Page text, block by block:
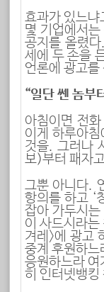
효과가 있느
몇 기업에서
공지를 올렸
세에 두 손을
언론에 광고
“일단 쎈 놈부
아침이면 전
이게 하루아
것을. 그러나
보)부터 패자
그뿐 아니다.
항의를 하고 ‘
잡아 가두시
이 사드시라는
겨레>에 광고
중계 후원하
응원하느라 여
히 인터넷뱅킹